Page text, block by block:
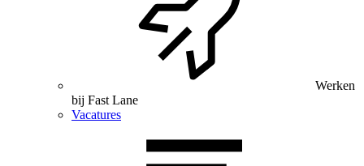
Werken
bij Fast Lane
Vacatures